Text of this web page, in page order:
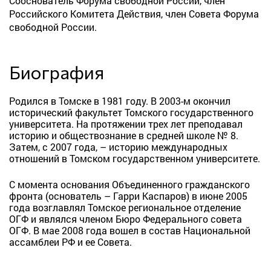
Российского Комитета Действия, член Совета Форума
свободной России.
Биография
Родился в Томске в 1981 году. В 2003-м окончил
исторический факультет Томского государственного
университета. На протяжении трех лет преподавал
историю и обществознание в средней школе № 8.
Затем, с 2007 года, – историю международных
отношений в Томском государственном университете.
С момента основания Объединенного гражданского
фронта (основатель – Гарри Каспаров) в июне 2005
года возглавлял Томское региональное отделение
ОГФ и являлся членом Бюро Федерального совета
ОГФ. В мае 2008 года вошел в состав Национальной
ассамблеи РФ и ее Совета.